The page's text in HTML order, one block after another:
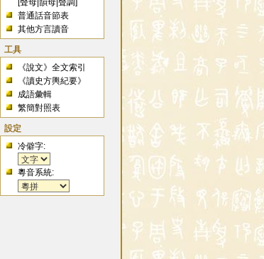
[聲母 |韻母 |聲調]
普通話音節表
其他方言讀音
工具
《說文》全文索引
《讀史方輿紀要》
成語彙輯
繁簡對照表
設定
冷僻字:
粵音系統: